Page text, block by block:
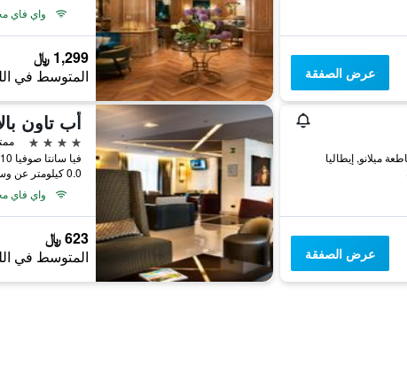
عرض الصفقة
واي فاي
1,299 ﷼
المتوسط في
عرض الصفقة
أب تاون
4 نجوم
فيا سانتا صوفيا 10, ميلان, مقاطعة ميلانو, إيطاليا
0.0 كيلومتر عن وسط المدينة
واي فاي
623 ﷼
المتوسط في